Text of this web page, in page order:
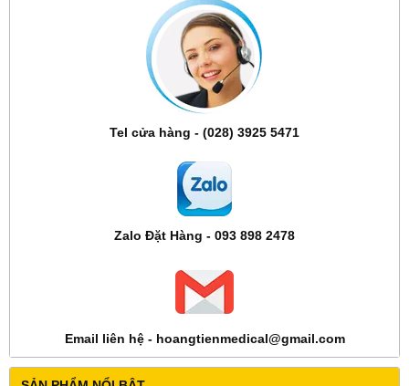
Tel cửa hàng - (028) 3925 5471
Zalo Đặt Hàng - 093 898 2478
Email liên hệ - hoangtienmedical@gmail.com